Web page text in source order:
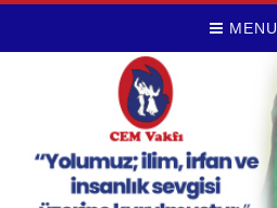
MENU